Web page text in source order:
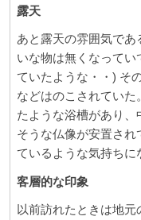
露天
あと露天の雰囲気で
いな物は無くなって
ていたような・・) そ
などはのこされてい
たような浴槽があり、
そうな仏像が安置さ
ているような気持ちに
客層的な印象
以前訪れたときは地元